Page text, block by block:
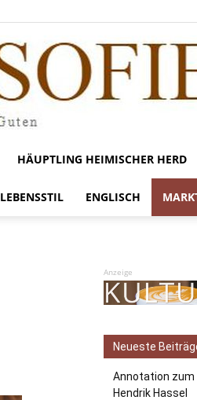
HÄUPTLING HEIMISCHER HERD
LEBENSSTIL ENGLISCH
Anzeige
Neueste
Annotation zum
Hendrik Hassel